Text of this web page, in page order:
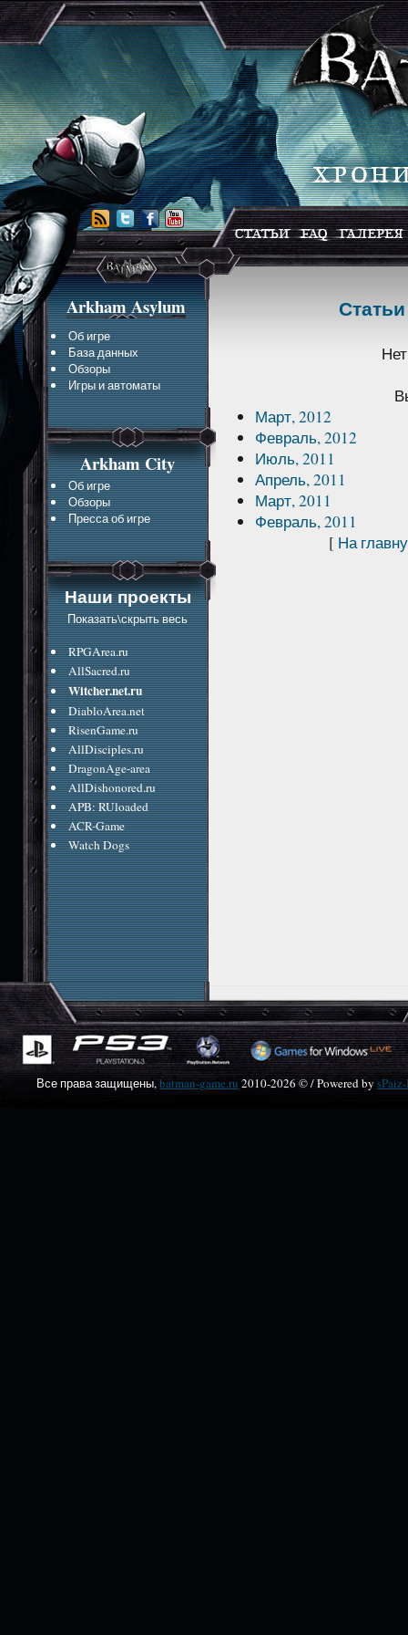
Arkham Asylum
Об игре
База данных
Обзоры
Игры и автоматы
Arkham City
Об игре
Обзоры
Пресса об игре
Наши проекты
Показать\скрыть весь
RPGArea.ru
AllSacred.ru
Witcher.net.ru
DiabloArea.net
RisenGame.ru
AllDisciples.ru
DragonAge-area
AllDishonored.ru
APB: RUloaded
ACR-Game
Watch Dogs
Март, 2012
Февраль, 2012
Июль, 2011
Апрель, 2011
Март, 2011
Февраль, 2011
[ На
Все права защищены,batman-game.ru 2010-2026 © / Powered by